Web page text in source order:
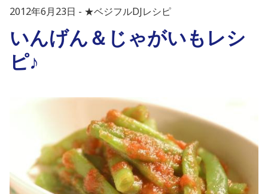
2012年6月23日 ★ベジフルDJレシピ
いんげん＆じゃがいもレシ
ピ♪